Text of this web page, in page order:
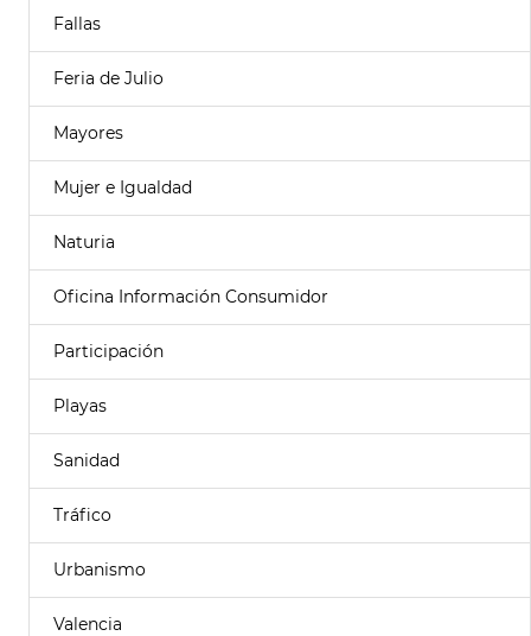
Fallas
Feria de Julio
Mayores
Mujer e Igualdad
Naturia
Oficina Información Consumidor
Participación
Playas
Sanidad
Tráfico
Urbanismo
Valencia